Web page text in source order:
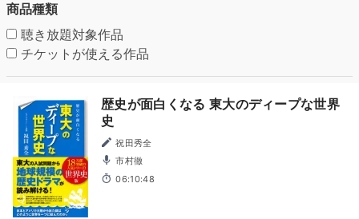
商品種類
聴き放題対象作品
チケットが使える作品
歴史が面白くなる 東大のディープな世界
史
祝田秀全
市村徹
06:10:48